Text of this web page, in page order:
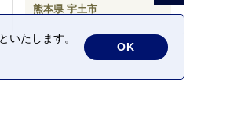
熊本県 宇土市
いたします。
OK